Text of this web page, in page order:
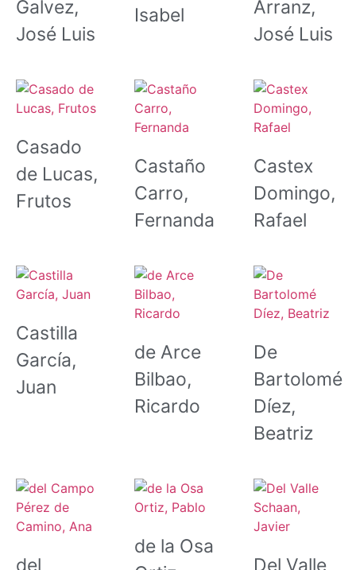
Galvez,
José Luis
Isabel
Arranz,
José Luis
Casado
de Lucas,
Frutos
Castaño
Carro,
Fernanda
Castex
Domingo,
Rafael
Castilla
García,
Juan
de Arce
Bilbao,
Ricardo
De
Bartolomé
Díez,
Beatriz
del
de la Osa
Del Valle